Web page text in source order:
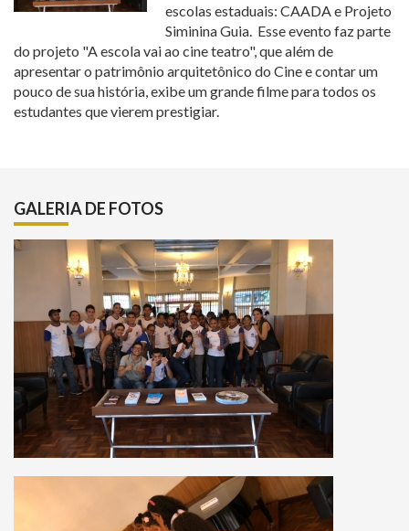
escolas estaduais: CAADA e Projeto
Siminina Guia. Esse evento faz parte
do projeto "A escola vai ao cine teatro", que além de
apresentar o patrimônio arquitetônico do Cine e contar um
pouco de sua história, exibe um grande filme para todos os
estudantes que vierem prestigiar.
GALERIA DE FOTOS